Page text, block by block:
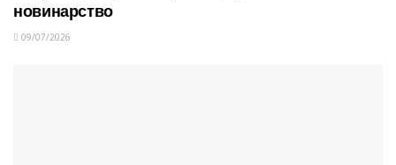
новинарство
09/07/2026